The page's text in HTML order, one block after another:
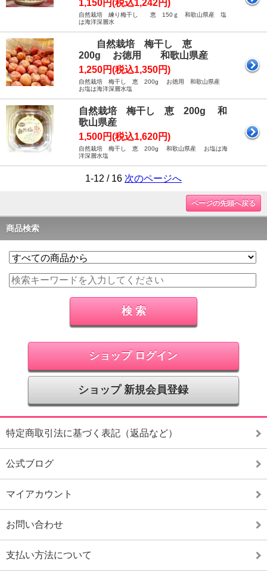
1,150円(税込1,242円)
自然栽培 練り梅干し 恵 150ｇ 和歌山県産 塩
は海洋深層水
自然栽培 梅干し 恵
200g お徳用 和歌山県産
1,250円(税込1,350円)
自然栽培 梅干し 恵 200g お徳用 和歌山県産
お塩は海洋深層水塩
自然栽培 梅干し 恵 200g 和
歌山県産
1,500円(税込1,620円)
自然栽培 梅干し 恵 200g 和歌山県産 お塩は海
洋深層水塩
1-12 / 16 次のページへ
ページの先頭へ戻る
商品検索
ショップ ログイン
ショップ 新規会員登録
特定商取引法に基づく表記（返品など）
公式ブログ
マイアカウント
お問い合わせ
支払い方法について